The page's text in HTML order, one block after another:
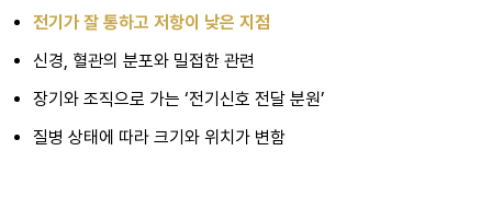
전기가 잘 통하고 저항이 낮은 지점
신경, 혈관의 분포와 밀접한 관련
장기와 조직으로 가는 ‘전기신호 전달 분원’
질병 상태에 따라 크기와 위치가 변함